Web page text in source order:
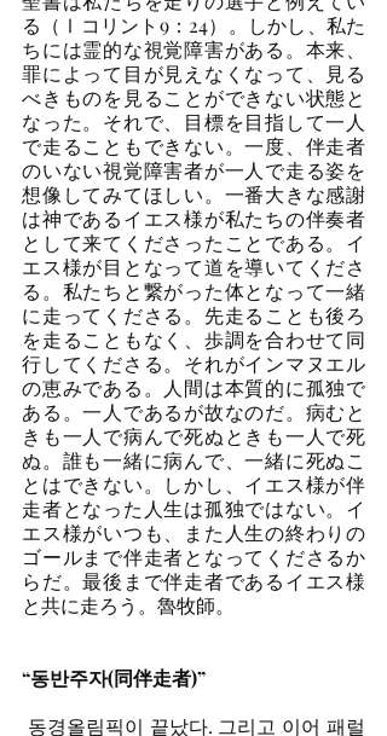
る（Ⅰコリント9：24）。しかし、私た
ちには霊的な視覚障害がある。本来、
罪によって目が見えなくなって、見る
べきものを見ることができない状態と
なった。それで、目標を目指して一人
で走ることもできない。一度、伴走者
のいない視覚障害者が一人で走る姿を
想像してみてほしい。一番大きな感謝
は神であるイエス様が私たちの伴奏者
として来てくださったことである。イ
エス様が目となって道を導いてくださ
る。私たちと繋がった体となって一緒
に走ってくださる。先走ることも後ろ
を走ることもなく、歩調を合わせて同
行してくださる。それがインマヌエル
の恵みである。人間は本質的に孤独で
ある。一人であるが故なのだ。病むと
きも一人で病んで死ぬときも一人で死
ぬ。誰も一緒に病んで、一緒に死ぬこ
とはできない。しかし、イエス様が伴
走者となった人生は孤独ではない。イ
エス様がいつも、また人生の終わりの
ゴールまで伴走者となってくださるか
らだ。最後まで伴走者であるイエス様
と共に走ろう。魯牧師。
“동반주자(同伴走者)”